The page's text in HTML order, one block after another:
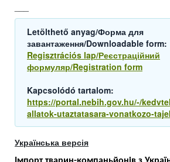
Letölthető anyag/Форма для
завантаження/Downloadable form:
Regisztrációs lap/Реєстраційний
формуляр/Registration form
Kapcsolódó tartalom:
https://portal.nebih.gov.hu/-/
allatok-utaztatasara-vonatkozo-
Українська версія